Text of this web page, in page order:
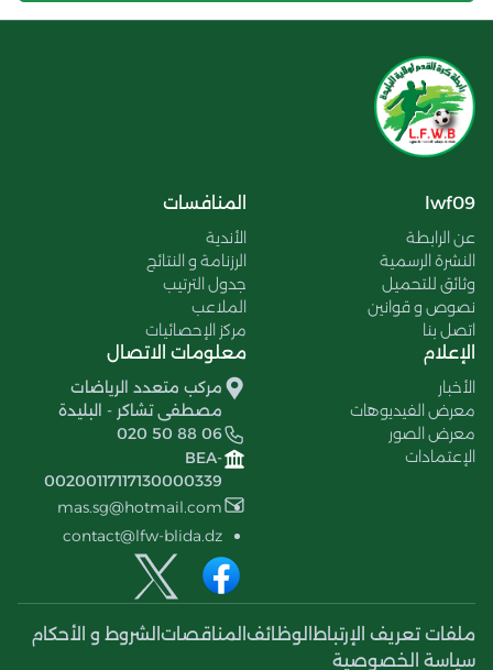
lwf09
عن الرابطة
النشرة الرسمية
وثائق للتحميل
نصوص و قوانين
اتصل بنا
المنافسات
الأندية
الرزنامة و النتائج
جدول الترتيب
الملاعب
مركز الإحصائيات
الإعلام
الأخبار
معرض الفيديوهات
معرض الصور
الإعتمادات
معلومات الاتصال
مركب متعدد الرياضات
مصطفى تشاكر - البليدة
020 50 88 06
BEA-
00200117117130000339
mas.sg@hotmail.com
contact@lfw-blida.dz
ملفات تعريف الإرتباط الوظائف المناقصات الشروط و الأحكام
سياسة الخصوصية